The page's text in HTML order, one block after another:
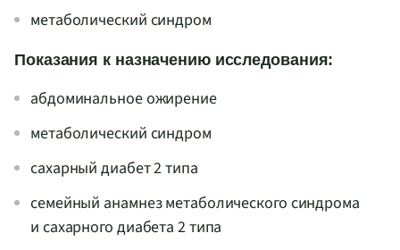
метаболический синдром
Показания к назначению исследования:
абдоминальное ожирение
метаболический синдром
сахарный диабет 2 типа
семейный анамнез метаболического синдрома
и сахарного диабета 2 типа